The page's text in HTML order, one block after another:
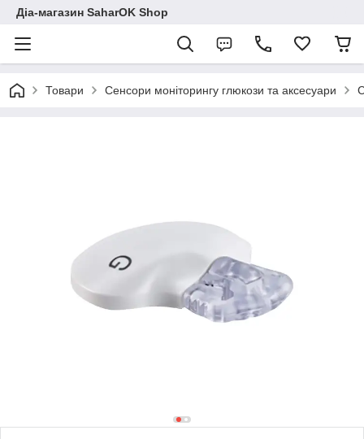
Діа-магазин SaharOK Shop
Товари Сенсори моніторингу глюкози та аксесуари